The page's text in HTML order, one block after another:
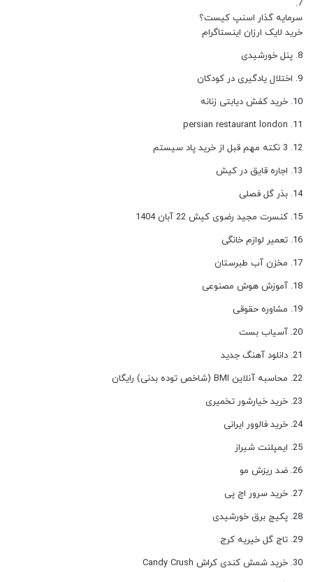
سرمایه گذار اسنپ کیست؟
خرید لایک ارزان اینستاگرام
پنل خورشیدی
اختلال یادگیری در کودکان
خرید کفش دیابتی زنانه
persian restaurant london
3 نکته مهم قبل از خرید پاد سیستم
اجاره قایق در کیش
بذر گل فصلی
کنسرت مجید رضوی کیش 22 آبان 1404
تعمیر لوازم خانگی
مخزن آب طبرستان
آموزش هوش مصنوعی
مشاوره حقوقی
آسیاب بست
دانلود آهنگ جدید
محاسبه آنلاین BMI (شاخص توده بدنی) رایگان
خرید خیارشور تخمیری
خرید فالوور ایرانی
ایمپلنت شیراز
ضد ریزش مو
خرید سرور اچ پی
پکیج برق خورشیدی
تاج گل خیریه کرج
خرید شمش کندی کراش Candy Crush